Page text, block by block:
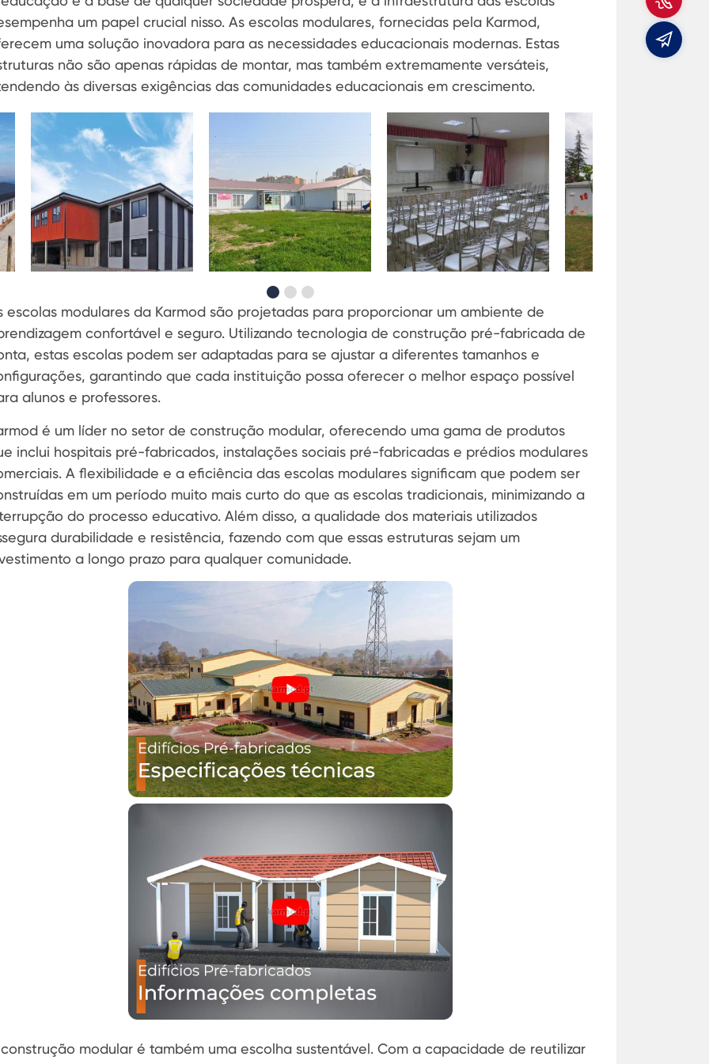
um papel crucial nisso. As escolas modulares, fornecidas pela Karmod,
uma solução inovadora para as necessidades educacionais modernas. Estas
não são apenas rápidas de montar, mas também extremamente versáteis,
às diversas exigências das comunidades educacionais em crescimento.
escolas modulares da Karmod são projetadas para proporcionar um ambiente de
confortável e seguro. Utilizando tecnologia de construção pré-fabricada de
estas escolas podem ser adaptadas para se ajustar a diferentes tamanhos e
garantindo que cada instituição possa oferecer o melhor espaço possível
alunos e professores.
é um líder no setor de construção modular, oferecendo uma gama de produtos
inclui hospitais pré-fabricados, instalações sociais pré-fabricadas e prédios modulares
A flexibilidade e a eficiência das escolas modulares significam que podem ser
em um período muito mais curto do que as escolas tradicionais, minimizando a
do processo educativo. Além disso, a qualidade dos materiais utilizados
durabilidade e resistência, fazendo com que essas estruturas sejam um
a longo prazo para qualquer comunidade.
modular é também uma escolha sustentável. Com a capacidade de reutilizar